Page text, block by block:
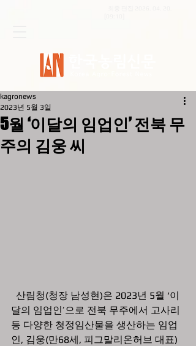
5월 ‘이달의 임업인’ 전북 무
주의 김웅 씨
kagronews
2023년 5월 3일
달의 임업인’으로 전북 무주에서 고사리
등 다양한 청정임산물을 생산하는 임업
인, 김웅(만68세, 피그말리온허브 대표)